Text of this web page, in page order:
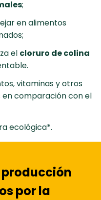
;
en alimentos
el cloruro de colina
vitaminas y otros
en comparación con el
ecológica*.
por la